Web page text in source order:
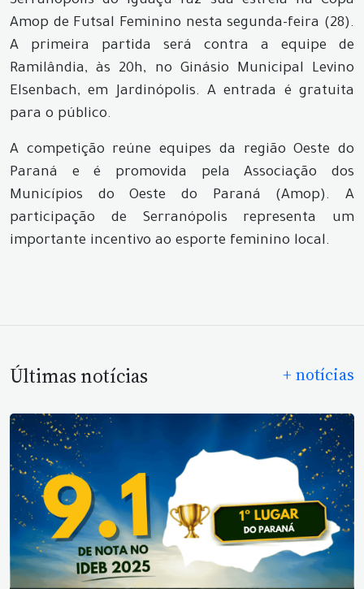
Amop de Futsal Feminino nesta segunda-feira (28).
A primeira partida será contra a equipe de
Ramilândia, às 20h, no Ginásio Municipal Levino
Elsenbach, em Jardinópolis. A entrada é gratuita
para o público.
A competição reúne equipes da região Oeste do
Paraná e é promovida pela Associação dos
Municípios do Oeste do Paraná (Amop). A
participação de Serranópolis representa um
importante incentivo ao esporte feminino local.
Últimas notícias + notícias